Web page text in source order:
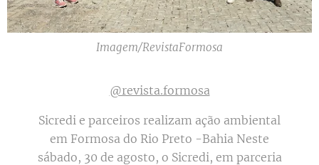
Imagem/RevistaFormosa
@revista.formosa
Sicredi e parceiros realizam ação ambiental
em Formosa do Rio Preto -Bahia Neste
sábado, 30 de agosto, o Sicredi, em parceria